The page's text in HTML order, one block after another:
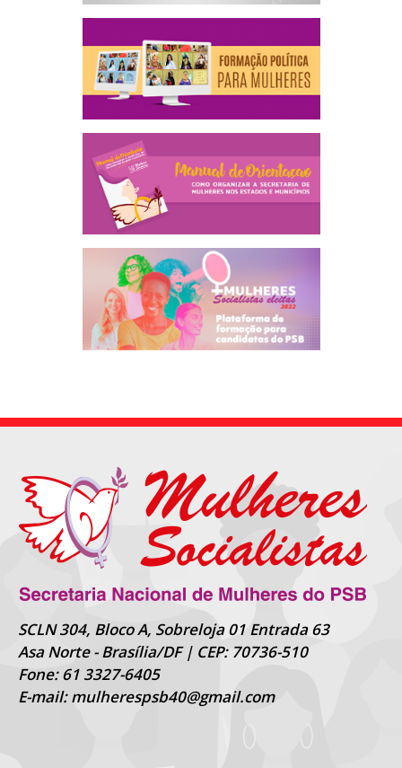
SCLN 304, Bloco A, Sobreloja 01 Entrada 63
Asa Norte - Brasília/DF | CEP: 70736-510
Fone: 61 3327-6405
E-mail: mulherespsb40@gmail.com